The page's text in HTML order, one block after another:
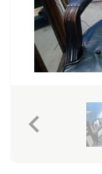
keyboard_arrow_left